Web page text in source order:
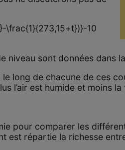
\frac{1}{273,15+t})}-10
niveau sont données dans
long de chacune de ces
l’air est humide et moins
pour comparer les
est répartie la richesse